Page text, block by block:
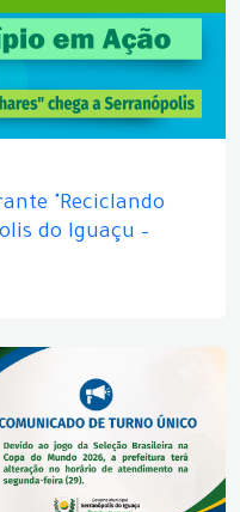
"Reciclando
do Iguaçu –